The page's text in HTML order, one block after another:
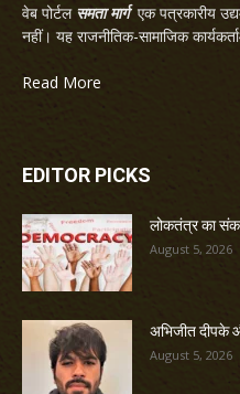
वेब पोर्टल समता मार्गएक पत्रकारीय
नहीं। यह राजनीतिक-सामाजिक
Read More
EDITOR PICKS
लोकतंत्र का
August 5, 2026
अभिजीत दीपके
August 5, 2026